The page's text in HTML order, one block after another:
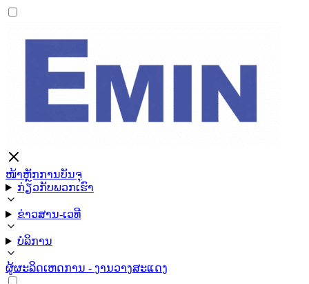
ໜ້າຫຼັກການບັນຈຸ
ກ່ຽວກັບພວກເຮົາ
ຂ່າວສານ-ເວທີ
ບໍລິການ
ຜູ້ຜະລິດເຫດການ - ງານວາງສະແດງ